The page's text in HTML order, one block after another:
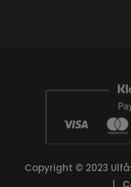
Copyright © 2023
|